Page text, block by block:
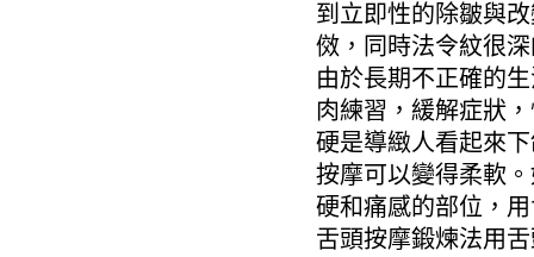
到立即性的除皺與
傚，同時法令紋很
由於長期不正確的
肉練習，緩解症狀
硬是導緻人看起來
按摩可以變得柔軟
硬和痛感的部位，
舌頭按摩鍛煉法用